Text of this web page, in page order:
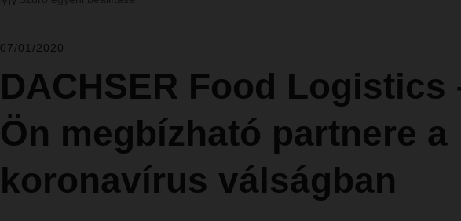
07/01/2020
DACHSER Food Logistics
Ön megbízható partnere a
koronavírus válságban